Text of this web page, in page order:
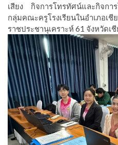
เสียง กิจการโทรทัศน์และกิจก
กลุ่มคณะครูโรงเรียนในอำเภอเ
ราชประชานุเคราะห์ 61 จังหวัดเ